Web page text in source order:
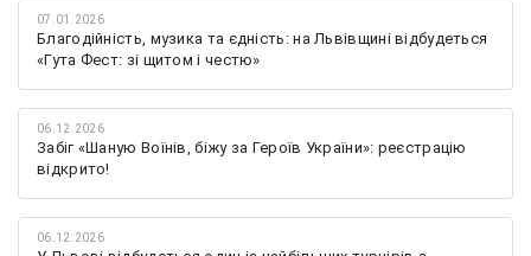
07.01.2026
Благодійність, музика та єдність: на Львівщині відбудеться
«Гута Фест: зі щитом і честю»
06.12.2026
Забіг «Шаную Воїнів, біжу за Героїв України»: реєстрацію
відкрито!
06.12.2026